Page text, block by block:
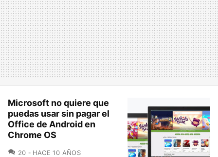
Microsoft no quiere que
puedas usar sin pagar el
Office de Android en
Chrome OS
20 COMENTARIOS
HACE 10 AÑOS